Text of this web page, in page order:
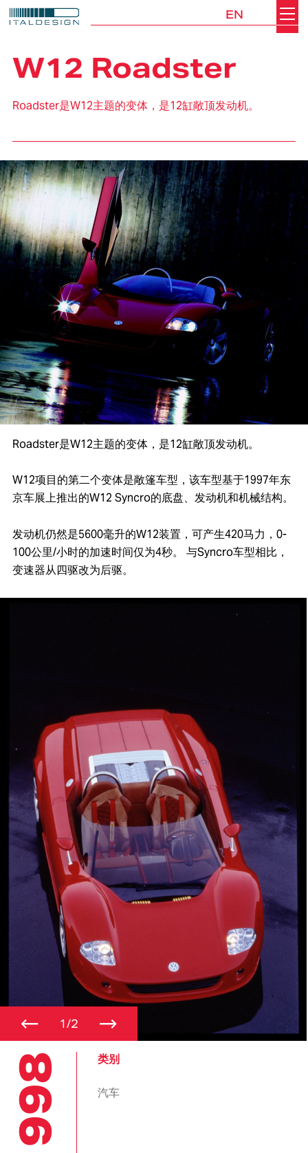
EN Search
W12 Roadster
Roadster是W12主题的变体，是12缸敞顶发动机。
Roadster是W12主题的变体，是12缸敞顶发动机。
W12项目的第二个变体是敞篷车型，该车型基于1997年东
京车展上推出的W12 Syncro的底盘、发动机和机械结构。
发动机仍然是5600毫升的W12装置，可产生420马力，0-
100公里/小时的加速时间仅为4秒。 与Syncro车型相比，
变速器从四驱改为后驱。
← 1/2 →
1998 类别
汽车